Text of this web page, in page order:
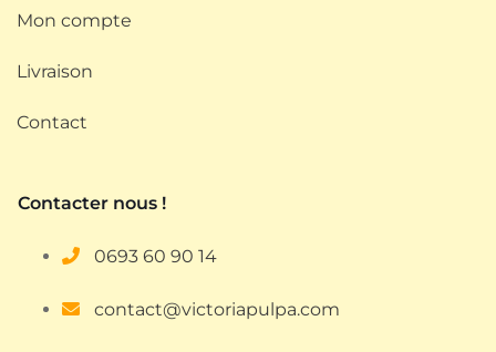
Mon compte
Livraison
Contact
Contacter nous !
0693 60 90 14
contact@victoriapulpa.com